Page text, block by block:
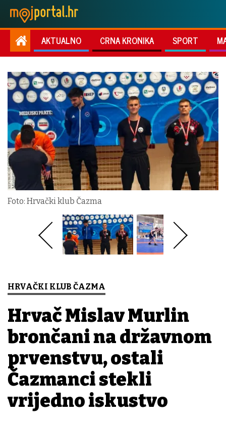
AKTUALNO CRNA KRONIKA SPORT
Foto: Hrvački klub Čazma
HRVAČKI KLUB ČAZMA
Hrvač Mislav Murlin
brončani na državnom
prvenstvu, ostali
Čazmanci stekli
vrijedno iskustvo